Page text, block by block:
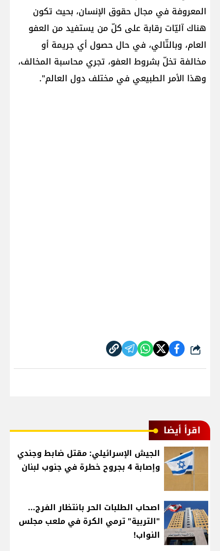
المعروفة في مجال حقوق الإنسان، بحيث تكون
هناك آليّات رقابة على كلّ من يستفيد من العفو
العام، وبالتّالي، في حال حصول أي جريمة أو
مخالفة تخلّ بشروط العفو، تجري محاسبة المخالف،
وهذا الأمر الطبيعي في مختلف دول العالم".
شارك
اقرأ أيضا
الجيش الإسرائيلي: مقتل ضابط وجندي
وإصابة 4 بجروح خطرة في جنوب لبنان
اصحاب الطلبات الحر بانتظار الفرج...
"التربية" ترمي الكرة في ملعب مجلس
النواب!